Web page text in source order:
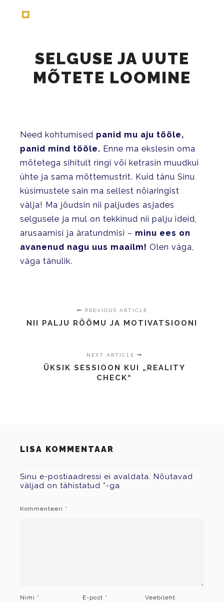
SELGUSE JA UUTE
MÕTETE LOOMINE
Need kohtumised panid mu aju tööle,
panid mind tööle. Enne ma ekslesin oma
mõtetega sihitult ringi või ketrasin muudkui
ühte ja sama mõttemustrit. Kuid tänu Sinu
küsimustele sain ma sellest nõiaringist
välja! Ma jõudsin nii paljudes asjades
selgusele ja mul on tekkinud nii palju ideid,
arusaamisi ja äratundmisi – minu ees on
avanenud nagu uus maailm! Olen väga,
väga tänulik.
PREVIOUS ARTICLE
NII PALJU RÕÕMU JA MOTIVATSIOONI
NEXT ARTICLE
ÜKSIK SESSIOON KUI „REALITY
CHECK“
LISA KOMMENTAAR
Sinu e-postiaadressi ei avaldata. Nõutavad
väljad on tähistatud *-ga
Kommenteeri *
Nimi * E-post * Veebileht